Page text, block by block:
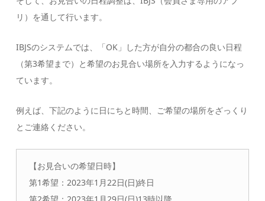
リ）を通して行います。
IBJSのシステムでは、「OK」した方が自分の都合の良い日程
（第3希望まで）と希望のお見合い場所を入力するようになっ
ています。
例えば、下記のように日にちと時間、ご希望の場所をざっくり
とご連絡ください。
【お見合いの希望日時】
第1希望：2023年1月22日(日)終日